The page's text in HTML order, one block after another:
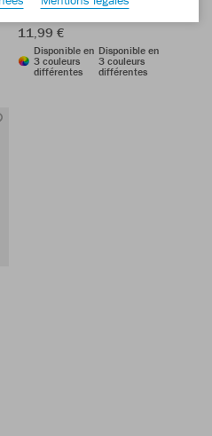
JAKO Miniballon Iconic
11,99 €
Disponible en
3 couleurs
différentes
Disponible en
3 couleurs
différentes